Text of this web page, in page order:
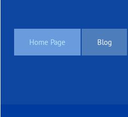
Home Page Blog